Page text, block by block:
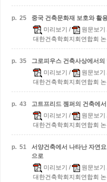
p. 25
중국 건축문화재 보호와 활
미리보기 / 원문보기
대한건축학회지회연합회
p. 35
그로피우스 건축사상에서
미리보기 / 원문보기
대한건축학회지회연합회
p. 43
고트프리드 젬퍼의 건축에
미리보기 / 원문보기
대한건축학회지회연합회
p. 51 서양건축에서 나타난 자연
으로
미리보기 / 원문보기
대한건축학회지회연합회